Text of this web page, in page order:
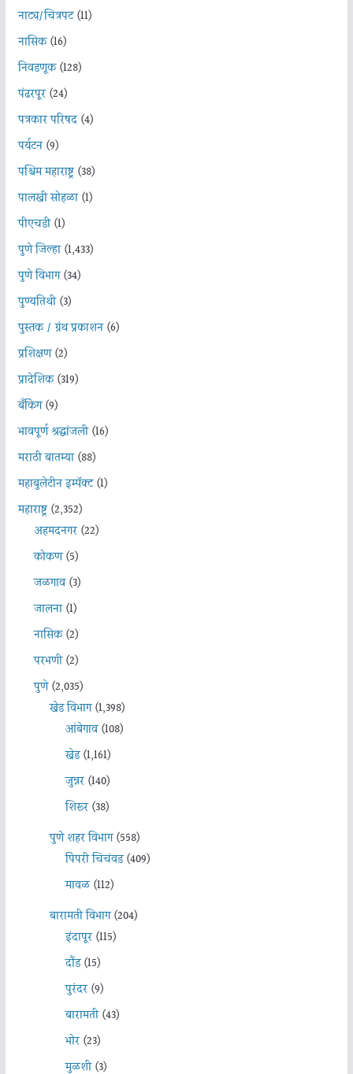
नाट्य/चित्रपट(11)
नासिक(16)
निवडणूक(128)
पंढरपूर(24)
पत्रकार परिषद(4)
पर्यटन(9)
पश्चिम महाराष्ट्र(38)
पालखी सोहळा(1)
पीएचडी(1)
पुणे जिल्हा(1,433)
पुणे विभाग(34)
पुण्यतिथी(3)
पुस्तक / ग्रंथ प्रकाशन(6)
प्रशिक्षण(2)
प्रादेशिक(319)
बँकिंग(9)
भावपूर्ण श्रद्धांजली(16)
मराठी बातम्या(88)
महाबुलेटीन इम्पॅक्ट(1)
महाराष्ट्र(2,352)
अहमदनगर(22)
कोकण(5)
जळगाव(3)
जालना(1)
नासिक(2)
परभणी(2)
पुणे(2,035)
खेड विभाग(1,398)
आंबेगाव(108)
खेड(1,161)
जुन्नर(140)
शिरूर(38)
पुणे शहर विभाग(558)
पिंपरी चिचंवड(409)
मावळ(112)
बारामती विभाग(204)
इंदापूर(115)
दौंड(15)
पुरंदर(9)
बारामती(43)
भोर(23)
मुळशी(3)